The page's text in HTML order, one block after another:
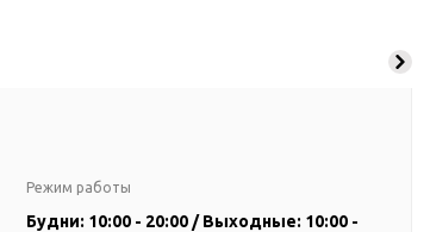
Режим работы
Будни: 10:00 - 20:00 / Выходные: 10:00 -